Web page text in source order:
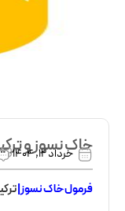
خاک نسوز و
خرداد 12, 1404
فرمول خاک نسوز|